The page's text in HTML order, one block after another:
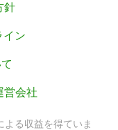
針
イン
営会社
る収益を得ていま